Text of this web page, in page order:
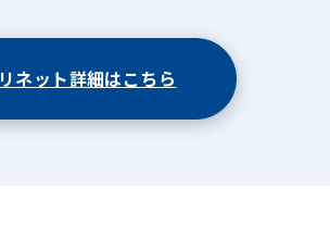
リネット詳細はこちら